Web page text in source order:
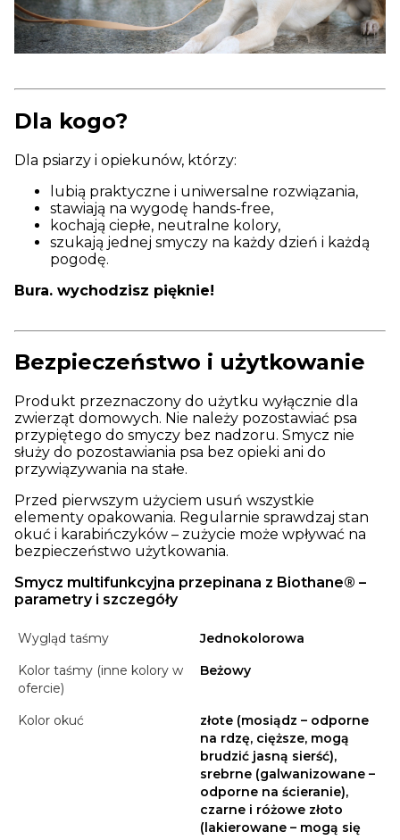
Dla kogo?
Dla psiarzy i opiekunów, którzy:
lubią praktyczne i uniwersalne rozwiązania,
stawiają na wygodę hands-free,
kochają ciepłe, neutralne kolory,
szukają jednej smyczy na każdy dzień i każdą
pogodę.
Bura. wychodzisz pięknie!
Bezpieczeństwo i użytkowanie
Produkt przeznaczony do użytku wyłącznie dla
zwierząt domowych. Nie należy pozostawiać psa
przypiętego do smyczy bez nadzoru. Smycz nie
służy do pozostawiania psa bez opieki ani do
przywiązywania na stałe.
Przed pierwszym użyciem usuń wszystkie
elementy opakowania. Regularnie sprawdzaj stan
okuć i karabińczyków – zużycie może wpływać na
bezpieczeństwo użytkowania.
Smycz multifunkcyjna przepinana z Biothane® –
parametry i szczegóły
Wygląd taśmy
Jednokolorowa
Kolor taśmy (inne kolory w
ofercie)
Beżowy
Kolor okuć
złote (mosiądz – odporne
na rdzę, cięższe, mogą
brudzić jasną sierść),
srebrne (galwanizowane –
odporne na ścieranie),
czarne i różowe złoto
(lakierowane – mogą się